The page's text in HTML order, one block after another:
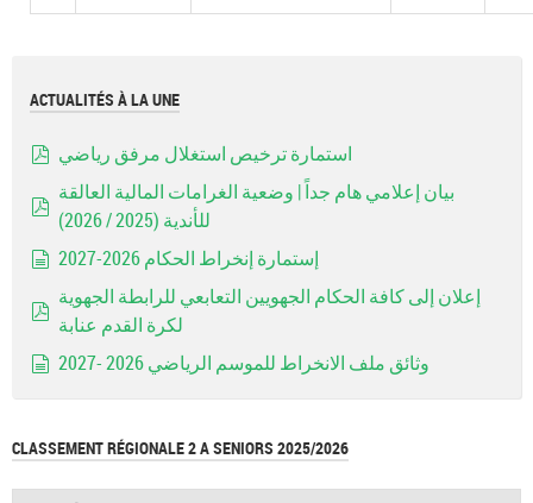
ACTUALITÉS À LA UNE
استمارة ترخيص استغلال مرفق رياضي
pdf
بيان إعلامي هام جداً | وضعية الغرامات المالية العالقة
للأندية (2025 / 2026)
إستمارة إنخراط الحكام 2026-2027
pdf
إعلان إلى كافة الحكام الجهويين التعابعي للرابطة الجهوية
لكرة القدم عنابة
وثائق ملف الانخراط للموسم الرياضي 2026 -2027
CLASSEMENT RÉGIONALE 2 A SENIORS 2025/2026